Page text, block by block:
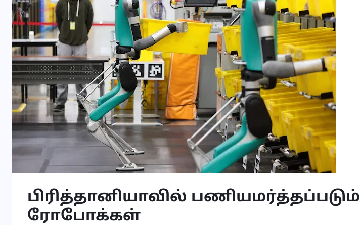
பிரித்தானியாவில் பணியமர்த்தப்படும்
ரோபோக்கள்